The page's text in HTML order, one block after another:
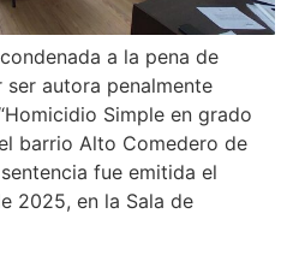
a la pena de
autora penalmente
Simple en grado
barrio Alto Comedero de
fue emitida el
2025, en la Sala de